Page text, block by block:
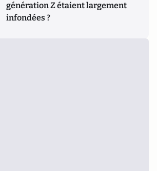
génération Z étaient largement
infondées ?